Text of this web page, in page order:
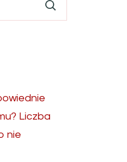
Liczba
nie